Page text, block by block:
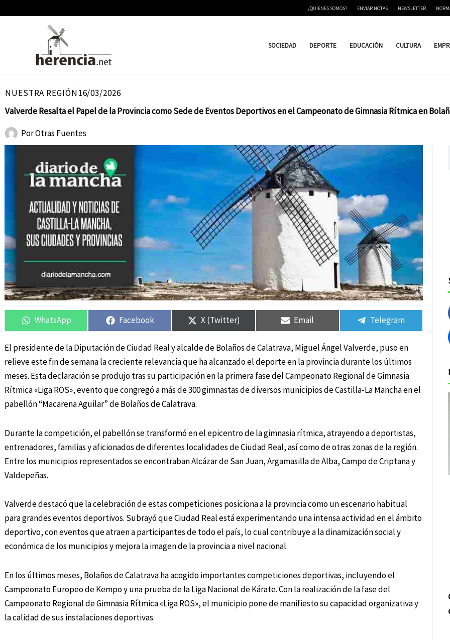
¿QUIENES SOMOS? ENVIAR NOTAS NEWSLETTER
SOCIEDAD DEPORTE EDUCACIÓN CULTURA
NUESTRA REGIÓN16/03/2026
Valverde Resalta el Papel de la Provincia como Sede de Eventos Deportivos en el Campeonato de Gimnasia Rítmica en
PorOtras Fuentes
Compartir
en
WhatsApp
Compartir
en
Facebook
Compartir
en
X (Twitter)
Compartir
en
Email
Compartir
en
Telegram
El presidente de la Diputación de Ciudad Real y alcalde de Bolaños de Calatrava, Miguel Ángel Valverde, puso en
relieve este fin de semana la creciente relevancia que ha alcanzado el deporte en la provincia durante los últimos
meses. Esta declaración se produjo tras su participación en la primera fase del Campeonato Regional de Gimnasia
Rítmica «Liga ROS», evento que congregó a más de 300 gimnastas de diversos municipios de Castilla-La Mancha en el
pabellón “Macarena Aguilar” de Bolaños de Calatrava.
Durante la competición, el pabellón se transformó en el epicentro de la gimnasia rítmica, atrayendo a deportistas,
entrenadores, familias y aficionados de diferentes localidades de Ciudad Real, así como de otras zonas de la región.
Entre los municipios representados se encontraban Alcázar de San Juan, Argamasilla de Alba, Campo de Criptana y
Valdepeñas.
Valverde destacó que la celebración de estas competiciones posiciona a la provincia como un escenario habitual
para grandes eventos deportivos. Subrayó que Ciudad Real está experimentando una intensa actividad en el ámbito
deportivo, con eventos que atraen a participantes de todo el país, lo cual contribuye a la dinamización social y
económica de los municipios y mejora la imagen de la provincia a nivel nacional.
En los últimos meses, Bolaños de Calatrava ha acogido importantes competiciones deportivas, incluyendo el
Campeonato Europeo de Kempo y una prueba de la Liga Nacional de Kárate. Con la realización de la fase del
Campeonato Regional de Gimnasia Rítmica «Liga ROS», el municipio pone de manifiesto su capacidad organizativa y
la calidad de sus instalaciones deportivas.
Compartir
en
Compartir
en
Compartir
en
Compartir
en
Compartir
en